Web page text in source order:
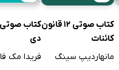
کتاب صوتی 12 قانون
کائنات
مانهاردیپ سینگ
کتاب
دی
فریدا مک